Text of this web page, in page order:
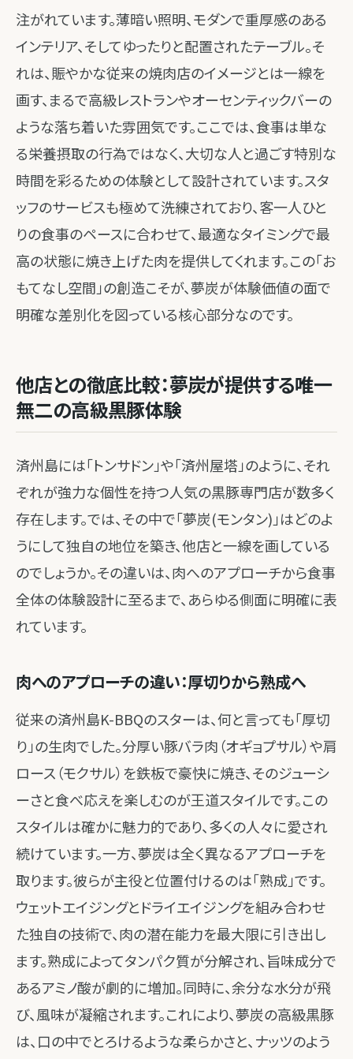
注がれています。薄暗い照明、モダンで重厚感のある
インテリア、そしてゆったりと配置されたテーブル。そ
れは、賑やかな従来の焼肉店のイメージとは一線を
画す、まるで高級レストランやオーセンティックバーの
ような落ち着いた雰囲気です。ここでは、食事は単な
る栄養摂取の行為ではなく、大切な人と過ごす特別な
時間を彩るための体験として設計されています。スタ
ッフのサービスも極めて洗練されており、客一人ひと
りの食事のペースに合わせて、最適なタイミングで最
高の状態に焼き上げた肉を提供してくれます。この「お
もてなし空間」の創造こそが、夢炭が体験価値の面で
明確な差別化を図っている核心部分なのです。
他店との徹底比較：夢炭が提供する唯一
無二の高級黒豚体験
済州島には「トンサドン」や「済州屋塔」のように、それ
ぞれが強力な個性を持つ人気の黒豚専門店が数多く
存在します。では、その中で「夢炭(モンタン)」はどのよ
うにして独自の地位を築き、他店と一線を画している
のでしょうか。その違いは、肉へのアプローチから食事
全体の体験設計に至るまで、あらゆる側面に明確に表
れています。
肉へのアプローチの違い：厚切りから熟成へ
従来の済州島K-BBQのスターは、何と言っても「厚切
り」の生肉でした。分厚い豚バラ肉（オギョプサル）や肩
ロース（モクサル）を鉄板で豪快に焼き、そのジューシ
ーさと食べ応えを楽しむのが王道スタイルです。この
スタイルは確かに魅力的であり、多くの人々に愛され
続けています。一方、夢炭は全く異なるアプローチを
取ります。彼らが主役と位置付けるのは「熟成」です。
ウェットエイジングとドライエイジングを組み合わせ
た独自の技術で、肉の潜在能力を最大限に引き出し
ます。熟成によってタンパク質が分解され、旨味成分で
あるアミノ酸が劇的に増加。同時に、余分な水分が飛
び、風味が凝縮されます。これにより、夢炭の高級黒豚
は、口の中でとろけるような柔らかさと、ナッツのよう